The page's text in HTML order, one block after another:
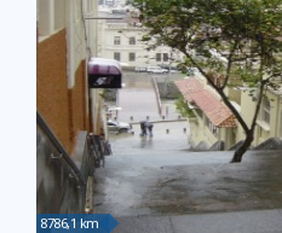
8786,1 km